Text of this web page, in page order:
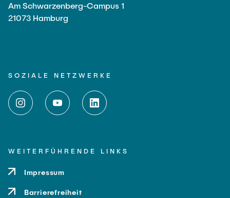
Am Schwarzenberg-Campus 1
21073 Hamburg
SOZIALE NETZWERKE
WEITERFÜHRENDE LINKS
Impressum
Barrierefreiheit